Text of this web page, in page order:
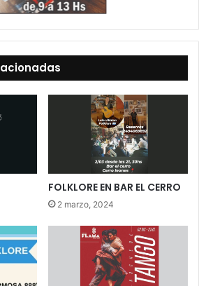
FOLKLORE EN BAR EL CERRO
2 marzo, 2024